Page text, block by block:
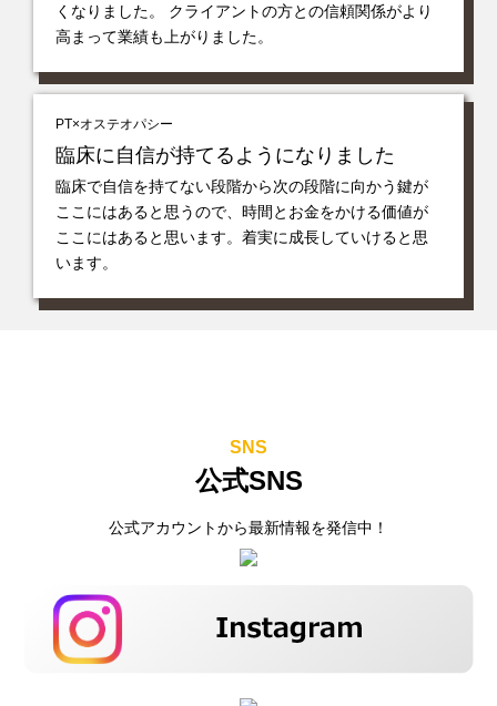
くなりました。 クライアントの方との信頼関係がより
高まって業績も上がりました。
PT×オステオパシー
臨床に自信が持てるようになりました
臨床で自信を持てない段階から次の段階に向かう鍵が
ここにはあると思うので、時間とお金をかける価値が
ここにはあると思います。着実に成長していけると思
います。
SNS
公式SNS
公式アカウントから最新情報を発信中！